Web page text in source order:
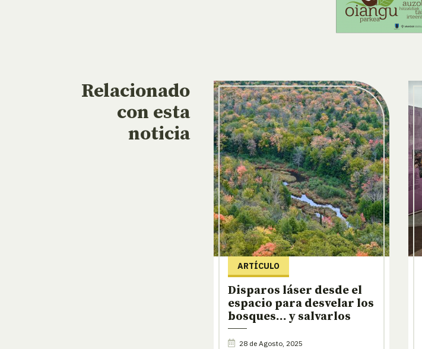
Relacionado
con esta
noticia
ARTÍCULO
Disparos láser desde el
espacio para desvelar los
bosques… y salvarlos
28 de Agosto, 2025